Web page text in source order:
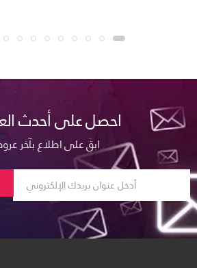
احصل على أحدث
ابقَ على اطلاع بآخر